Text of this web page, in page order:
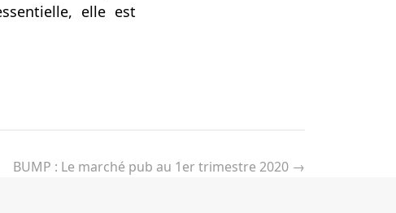
elle est
BUMP : Le marché pub au 1er trimestre 2020 →